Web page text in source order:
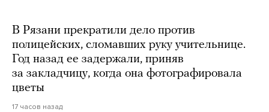
В Рязани прекратили дело против
полицейских, сломавших руку учительнице.
Год назад ее задержали, приняв
за закладчицу, когда она фотографировала
цветы
17 часов назад